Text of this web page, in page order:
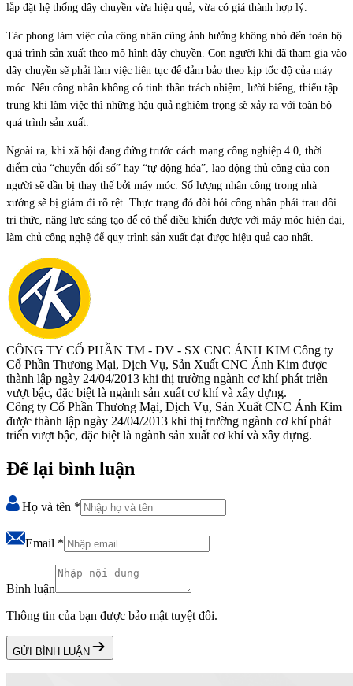
lắp đặt hệ thống dây chuyền vừa hiệu quả, vừa có giá thành hợp lý.
Tác phong làm việc của công nhân cũng ảnh hưởng không nhỏ đến toàn bộ
quá trình sản xuất theo mô hình dây chuyền. Con người khi đã tham gia vào
dây chuyền sẽ phải làm việc liên tục để đảm bảo theo kịp tốc độ của máy
móc. Nếu công nhân không có tinh thần trách nhiệm, lười biếng, thiếu tập
trung khi làm việc thì những hậu quả nghiêm trọng sẽ xảy ra với toàn bộ
quá trình sản xuất.
Ngoài ra, khi xã hội đang đứng trước cách mạng công nghiệp 4.0, thời
điểm của “chuyển đổi số” hay “tự động hóa”, lao động thủ công của con
người sẽ dần bị thay thế bởi máy móc. Số lượng nhân công trong nhà
xưởng sẽ bị giảm đi rõ rệt. Thực trạng đó đòi hỏi công nhân phải trau dồi
tri thức, năng lực sáng tạo để có thể điều khiển được với máy móc hiện đại,
làm chủ công nghệ để quy trình sản xuất đạt được hiệu quả cao nhất.
CÔNG TY CỔ PHẦN TM - DV - SX CNC ÁNH KIM Công ty
Cổ Phần Thương Mại, Dịch Vụ, Sản Xuất CNC Ánh Kim được
thành lập ngày 24/04/2013 khi thị trường ngành cơ khí phát triển
vượt bậc, đặc biệt là ngành sản xuất cơ khí và xây dựng.
Công ty Cổ Phần Thương Mại, Dịch Vụ, Sản Xuất CNC Ánh Kim
được thành lập ngày 24/04/2013 khi thị trường ngành cơ khí phát
triển vượt bậc, đặc biệt là ngành sản xuất cơ khí và xây dựng.
Để lại bình luận
Họ và tên *
Email *
Bình luận
Thông tin của bạn được bảo mật tuyệt đối.
GỬI BÌNH LUẬN